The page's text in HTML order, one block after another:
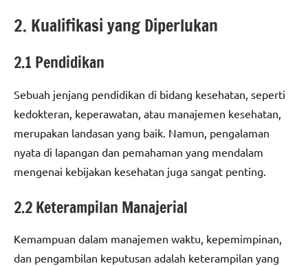
2. Kualifikasi yang Diperlukan
2.1 Pendidikan
Sebuah jenjang pendidikan di bidang kesehatan, seperti
kedokteran, keperawatan, atau manajemen kesehatan,
merupakan landasan yang baik. Namun, pengalaman
nyata di lapangan dan pemahaman yang mendalam
mengenai kebijakan kesehatan juga sangat penting.
2.2 Keterampilan Manajerial
Kemampuan dalam manajemen waktu, kepemimpinan,
dan pengambilan keputusan adalah keterampilan yang